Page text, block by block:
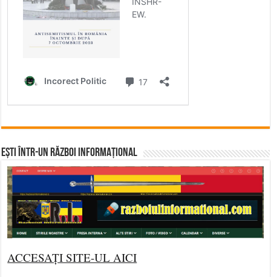
Ești într-un RĂZBOI INFORMAȚIONAL
ACCESAȚI SITE-UL AICI